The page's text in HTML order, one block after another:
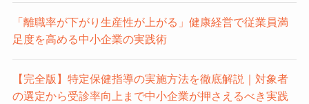
「離職率が下がり生産性が上がる」健康経営で従業員満
足度を高める中小企業の実践術
【完全版】特定保健指導の実施方法を徹底解説｜対象者
の選定から受診率向上まで中小企業が押さえるべき実践